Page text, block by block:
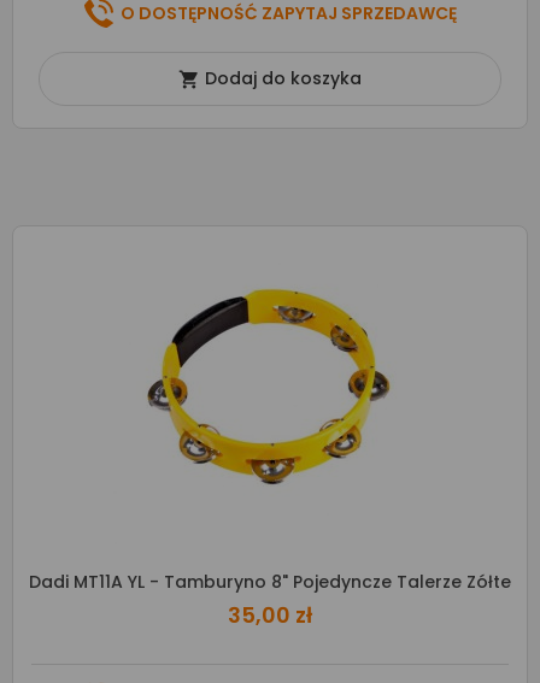
O DOSTĘPNOŚĆ ZAPYTAJ SPRZEDAWCĘ
 Dodaj do koszyka
Dadi MT11A YL - Tamburyno 8" Pojedyncze Talerze Zółte
35,00 zł